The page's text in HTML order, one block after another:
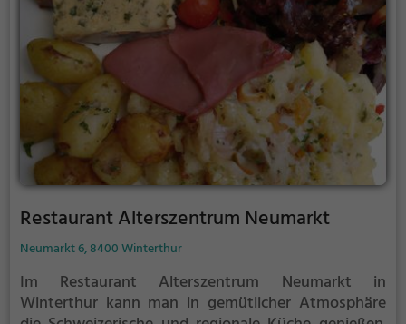
Restaurant Alterszentrum Neumarkt
Neumarkt 6, 8400 Winterthur
Im Restaurant Alterszentrum Neumarkt in
Winterthur kann man in gemütlicher Atmosphäre